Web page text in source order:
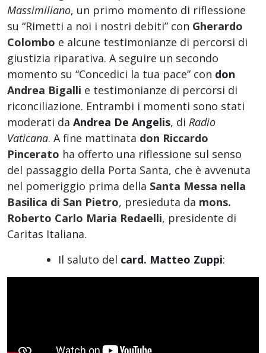
Massimiliano, un primo momento di riflessione
su “Rimetti a noi i nostri debiti” con Gherardo
Colombo e alcune testimonianze di percorsi di
giustizia riparativa. A seguire un secondo
momento su “Concedici la tua pace” con don
Andrea Bigalli e testimonianze di percorsi di
riconciliazione. Entrambi i momenti sono stati
moderati da Andrea De Angelis, di Radio
Vaticana. A fine mattinata don Riccardo
Pincerato ha offerto una riflessione sul senso
del passaggio della Porta Santa, che è avvenuta
nel pomeriggio prima della Santa Messa nella
Basilica di San Pietro, presieduta da mons.
Roberto Carlo Maria Redaelli, presidente di
Caritas Italiana.
Il saluto del card. Matteo Zuppi: